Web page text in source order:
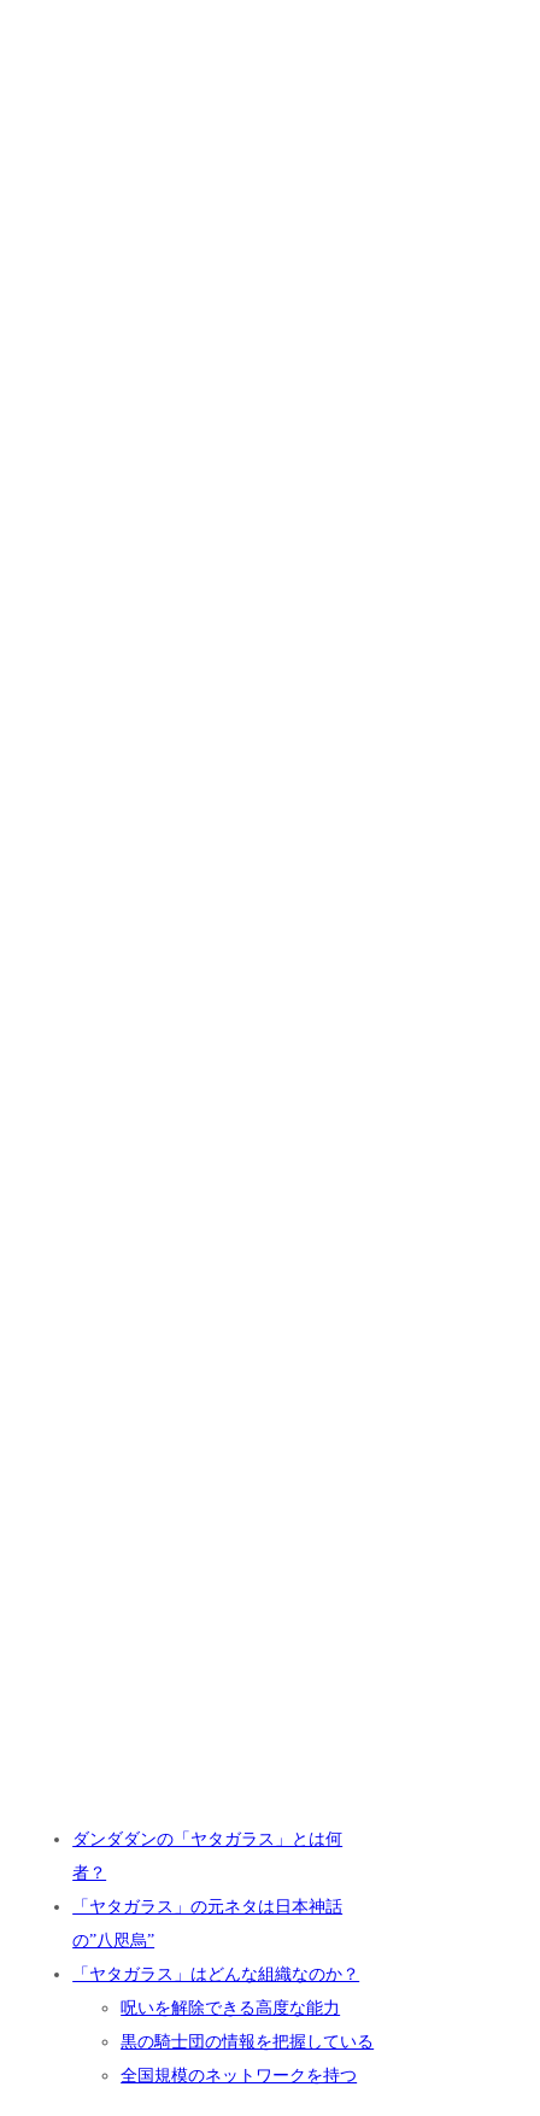
ダンダダンの「ヤタガラス」とは何
者？
「ヤタガラス」の元ネタは日本神話
の”八咫烏”
「ヤタガラス」はどんな組織なのか？
呪いを解除できる高度な能力
黒の騎士団の情報を把握している
全国規模のネットワークを持つ